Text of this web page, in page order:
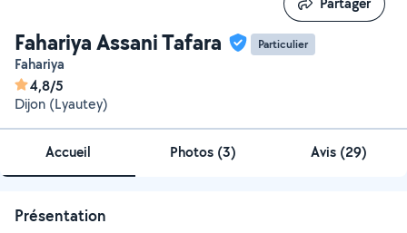
Fahariya Assani Tafara Particulier
Fahariya
4,8/5
Dijon (Lyautey)
Partager
Accueil Photos (3) Avis (29)
Présentation